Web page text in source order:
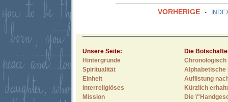
VORHERIGE-
Unsere Seite:
Hintergründe
Spiritualität
Einheit
Interreligiöses
Mission
Die
Alphabetische
Auflistung
Kürzlich
Die